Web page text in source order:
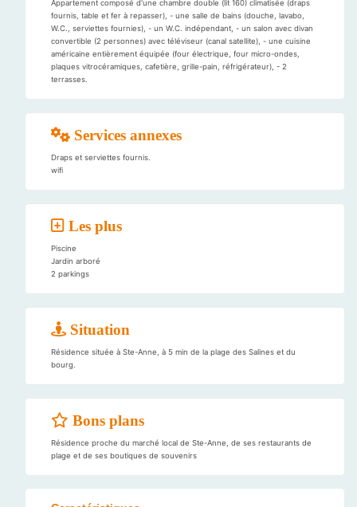
Appartement composé d'une chambre double (lit 160) climatisée (draps
fournis, table et fer à repasser), - une salle de bains (douche, lavabo,
W.C., serviettes fournies), - un W.C. indépendant, - un salon avec divan
convertible (2 personnes) avec téléviseur (canal satellite), - une cuisine
américaine entièrement équipée (four électrique, four micro-ondes,
plaques vitrocéramiques, cafetière, grille-pain, réfrigérateur), - 2
terrasses.
Services annexes
Draps et serviettes fournis.
wifi
Les plus
Piscine
Jardin arboré
2 parkings
Situation
Résidence située à Ste-Anne, à 5 min de la plage des Salines et du
bourg.
Bons plans
Résidence proche du marché local de Ste-Anne, de ses restaurants de
plage et de ses boutiques de souvenirs